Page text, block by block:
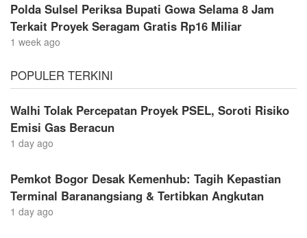
Polda Sulsel Periksa Bupati Gowa Selama 8 Jam
Terkait Proyek Seragam Gratis Rp16 Miliar
1 week ago
POPULER TERKINI
Walhi Tolak Percepatan Proyek PSEL, Soroti Risiko
Emisi Gas Beracun
1 day ago
Pemkot Bogor Desak Kemenhub: Tagih Kepastian
Terminal Baranangsiang & Tertibkan Angkutan
1 day ago